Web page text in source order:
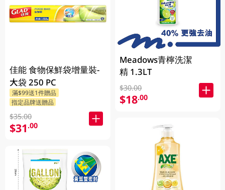
佳能 食物保鮮袋增量裝-
大袋 250 PC
滿$99送1件贈品
指定品牌送贈品
$35.00
$31.00
Meadows青檸洗潔
精 1.3LT
$30.00
$18.00